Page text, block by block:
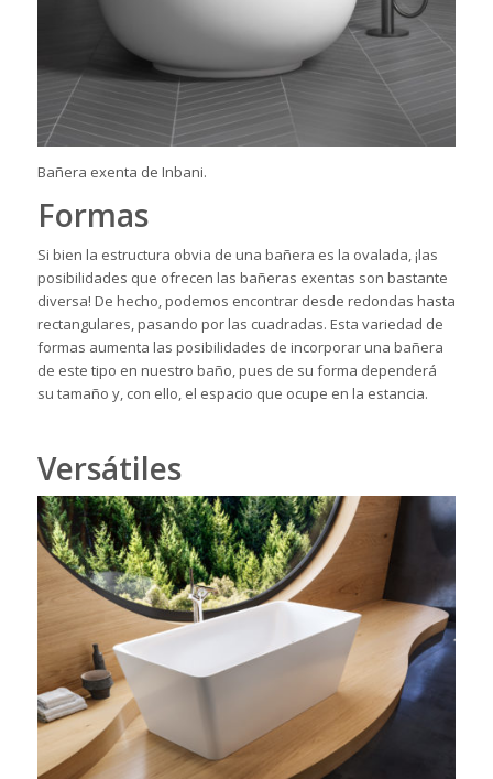
Bañera exenta de Inbani.
Formas
Si bien la estructura obvia de una bañera es la ovalada, ¡las
posibilidades que ofrecen las bañeras exentas son bastante
diversa! De hecho, podemos encontrar desde redondas hasta
rectangulares, pasando por las cuadradas. Esta variedad de
formas aumenta las posibilidades de incorporar una bañera
de este tipo en nuestro baño, pues de su forma dependerá
su tamaño y, con ello, el espacio que ocupe en la estancia.
Versátiles